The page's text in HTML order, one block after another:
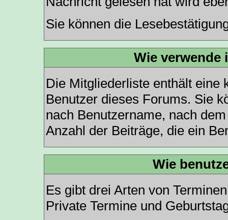
Sie können die
Wie verwende
Die Mitgliederliste enthält eine
Benutzer dieses Forums. Sie
nach Benutzername, nach
Anzahl der Beiträge, die ein
Wie
Es gibt drei Arten von
Private Termine und